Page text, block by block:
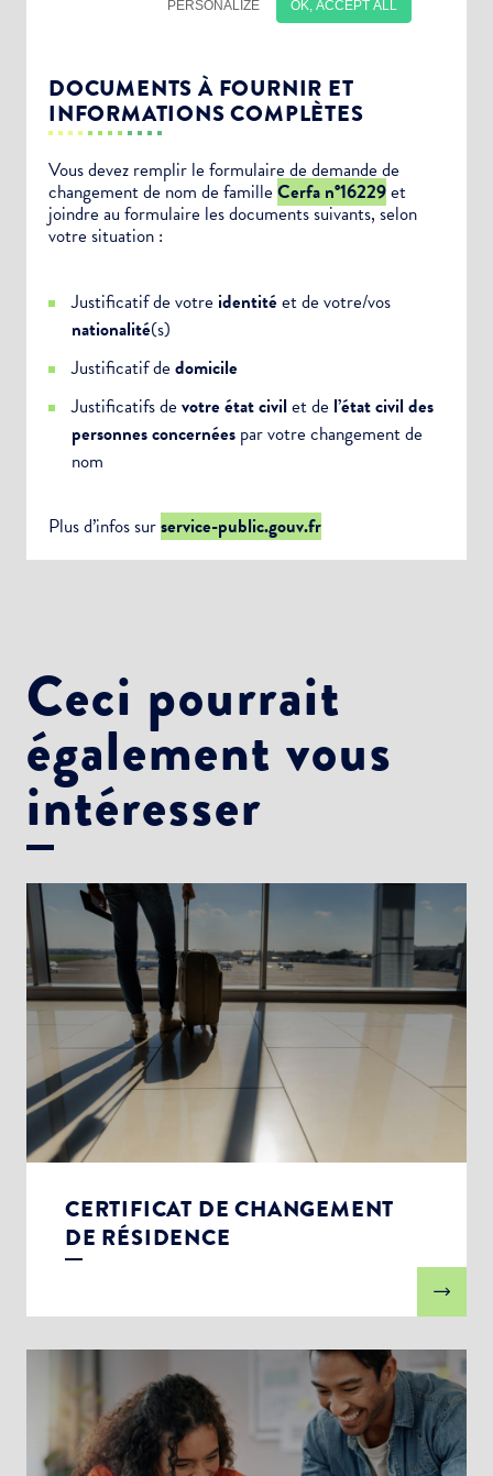
DOCUMENTS À FOURNIR ET
INFORMATIONS COMPLÈTES
Vous devez remplir le formulaire de demande de
changement de nom de famille Cerfa n°16229et
joindre au formulaire les documents suivants, selon
votre situation :
Justificatif de votre identitéet de votre/vos
nationalité(s)
Justificatif de domicile
Justificatifs de votre état civilet de l’état civil des
personnes concernées par votre changement de
nom
Plus d’infos surservice-public.gouv.fr
Ceci pourrait
également vous
intéresser
CERTIFICAT DE CHANGEMENT
DE RÉSIDENCE
Choisissez votre abonnement :
Newsletter Culture
Newsletter Sport et Vie associative